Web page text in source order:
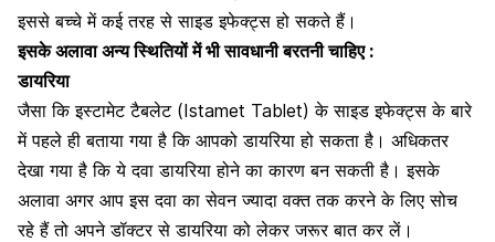
इससे बच्चे में कई तरह से साइड इफेक्ट्स हो सकते हैं।
इसके अलावा अन्य स्थितियों में भी सावधानी बरतनी चाहिए :
डायरिया
जैसा कि इस्टामेट टैबलेट (Istamet Tablet) के साइड इफेक्ट्स के बारे
में पहले ही बताया गया है कि आपकोडायरिया हो सकता है। अधिकतर
देखा गया है कि ये दवा डायरिया होने का कारण बन सकती है। इसके
अलावा अगर आप इस दवा का सेवन ज्यादा वक्त तक करने के लिए सोच
रहे हैं तो अपने डॉक्टर से डायरिया को लेकर जरूर बात कर लें।